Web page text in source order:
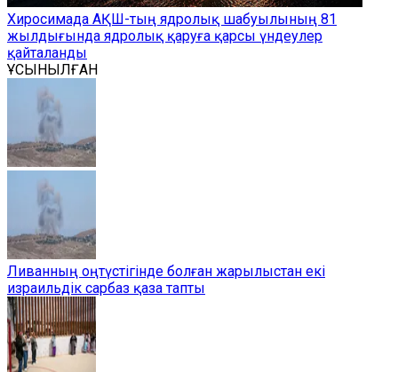
Хиросимада АҚШ-тың ядролық шабуылының 81
жылдығында ядролық қаруға қарсы үндеулер
қайталанды
ҰСЫНЫЛҒАН
Ливанның оңтүстігінде болған жарылыстан екі
израильдік сарбаз қаза тапты